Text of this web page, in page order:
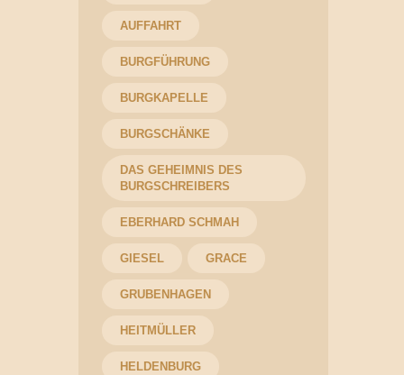
AUFFAHRT
BURGFÜHRUNG
BURGKAPELLE
BURGSCHÄNKE
DAS GEHEIMNIS DES
BURGSCHREIBERS
EBERHARD SCHMAH
GIESEL GRACE
GRUBENHAGEN
HEITMÜLLER
HELDENBURG